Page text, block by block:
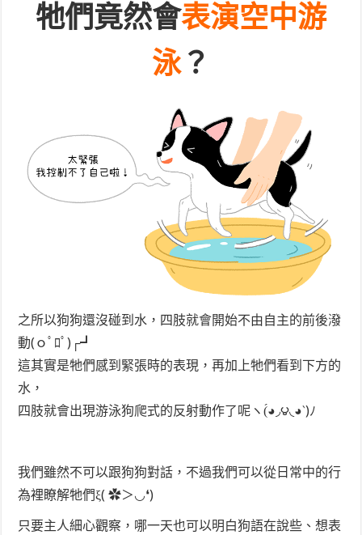
牠們竟然會表演空中游
泳？
之所以狗狗還沒碰到水，四肢就會開始不由自主的前後潑
動(ｏﾟﾛﾟ)┌┛
這其實是牠們感到緊張時的表現，再加上牠們看到下方的
水，
四肢就會出現游泳狗爬式的反射動作了呢ヽ(́◕◞౪◟◕‵)ﾉ
我們雖然不可以跟狗狗對話，不過我們可以從日常中的行
為裡瞭解牠們ξ( ✿＞◡❛)
只要主人細心觀察，哪一天也可以明白狗語在說些、想表